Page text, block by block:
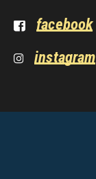
facebook
instagram